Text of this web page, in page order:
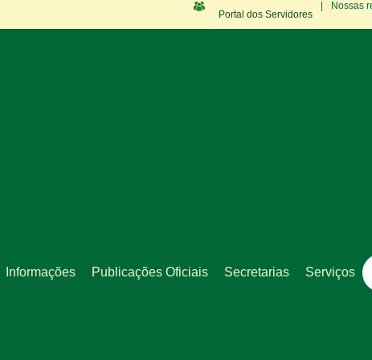
Portal dos Servidores
Nossas
Informações Publicações Oficiais Secretarias Serviços